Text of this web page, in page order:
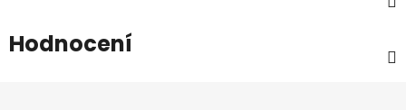
Hodnocení